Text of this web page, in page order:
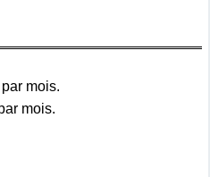
mois.
mois.